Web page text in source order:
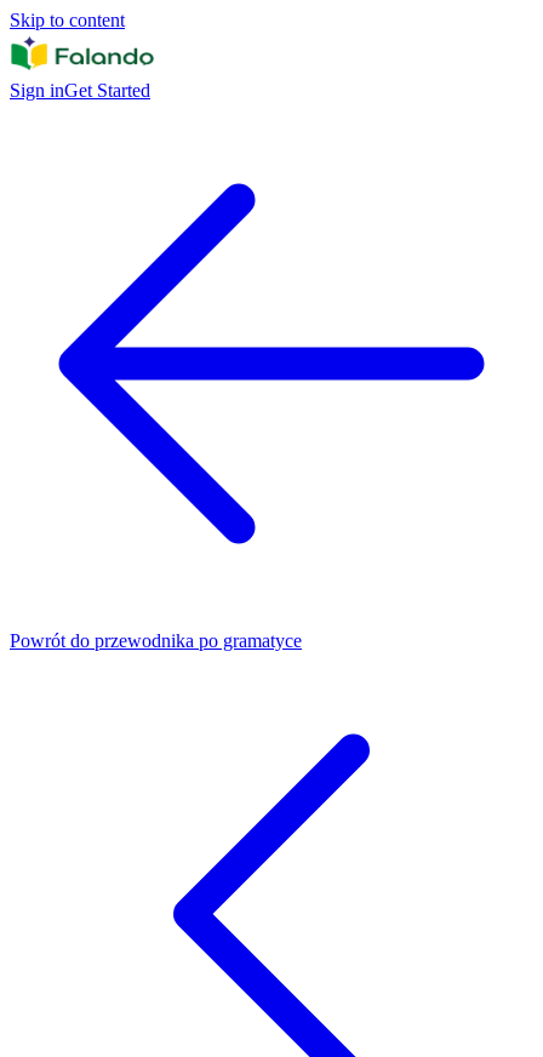
Skip to content
Sign inGet Started
Powrót do przewodnika po gramatyce